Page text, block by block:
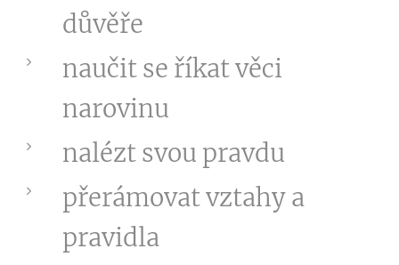
důvěře
naučit se říkat věci
narovinu
nalézt svou pravdu
přerámovat vztahy a
pravidla